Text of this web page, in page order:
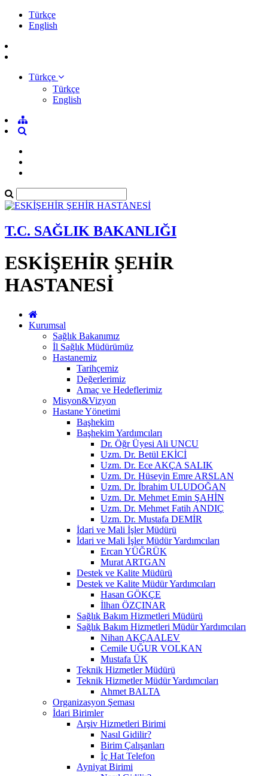
Türkçe
English
Türkçe
Türkçe
English
T.C. SAĞLIK BAKANLIĞI
ESKİŞEHİR ŞEHİR
HASTANESİ
Kurumsal
Sağlık Bakanımız
İl Sağlık Müdürümüz
Hastanemiz
Tarihçemiz
Değerlerimiz
Amaç ve Hedeflerimiz
Misyon&Vizyon
Hastane Yönetimi
Başhekim
Başhekim Yardımcıları
Dr. Öğr Üyesi Ali UNCU
Uzm. Dr. Betül EKİCİ
Uzm. Dr. Ece AKÇA SALIK
Uzm. Dr. Hüseyin Emre ARSLAN
Uzm. Dr. İbrahim ULUDOĞAN
Uzm. Dr. Mehmet Emin ŞAHİN
Uzm. Dr. Mehmet Fatih ANDIÇ
Uzm. Dr. Mustafa DEMİR
İdari ve Mali İşler Müdürü
İdari ve Mali İşler Müdür Yardımcıları
Ercan YÜĞRÜK
Murat ARTGAN
Destek ve Kalite Müdürü
Destek ve Kalite Müdür Yardımcıları
Hasan GÖKÇE
İlhan ÖZÇINAR
Sağlık Bakım Hizmetleri Müdürü
Sağlık Bakım Hizmetleri Müdür Yardımcıları
Nihan AKÇAALEV
Cemile UĞUR VOLKAN
Mustafa ÜK
Teknik Hizmetler Müdürü
Teknik Hizmetler Müdür Yardımcıları
Ahmet BALTA
Organizasyon Şeması
İdari Birimler
Arşiv Hizmetleri Birimi
Nasıl Gidilir?
Birim Çalışanları
İç Hat Telefon
Ayniyat Birimi